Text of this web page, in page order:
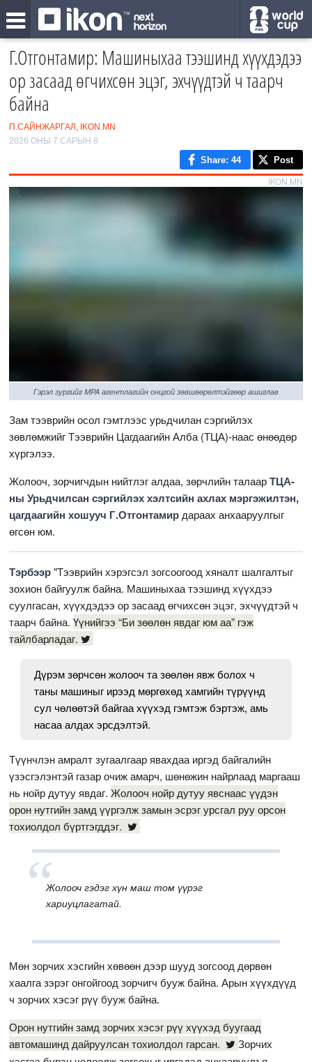
Г.Отгонтамир: Машиныхаа тээшинд хүүхдэдээ
ор засаад өгчихсөн эцэг, эхчүүдтэй ч таарч
байна
П.САЙНЖАРГАЛ, IKON.MN
2026 ОНЫ 7 САРЫН 8
Share: 44 Post
IKON.MN
Гэрэл зургийг MPA агентлагийн онцгой зөвшөөрөлтэйгөөр ашиглав
Зам тээврийн осол гэмтлээс урьдчилан сэргийлэх
зөвлөмжийг Тээврийн Цагдаагийн Алба (ТЦА)-наас өнөөдөр
хүргэлээ.
Жолооч, зорчигчдын нийтлэг алдаа, зөрчлийн талаарТЦА-
ны Урьдчилсан сэргийлэх хэлтсийн ахлах мэргэжилтэн,
цагдаагийн хошууч Г.Отгонтамирдараах анхааруулгыг
өгсөн юм.
Тэрбээр"Тээврийн хэрэгсэл зогсоогоод хяналт шалгалтыг
зохион байгуулж байна. Машиныхаа тээшинд хүүхдээ
суулгасан, хүүхдэдээ ор засаад өгчихсөн эцэг, эхчүүдтэй ч
таарч байна.Үүнийгээ “Би зөөлөн явдаг юм аа” гэж
тайлбарладаг.
Дүрэм зөрчсөн жолооч та зөөлөн явж болох ч
таны машиныг ирээд мөргөхөд хамгийн түрүүнд
сул чөлөөтэй байгаа хүүхэд гэмтэж бэртэж, амь
насаа алдах эрсдэлтэй.
Түүнчлэн амралт зугаалгаар явахдаа иргэд байгалийн
үзэсгэлэнтэй газар очиж амарч, шөнөжин найрлаад маргааш
нь нойр дутуу явдаг.Жолооч нойр дутуу явснаас үүдэн
орон нутгийн замд үүргэлж замын эсрэг урсгал руу орсон
тохиолдол бүртгэгддэг.
Жолооч гэдэг хүн маш том үүрэг
хариуцлагатай.
Мөн зорчих хэсгийн хөвөөн дээр шууд зогсоод дөрвөн
хаалга зэрэг онгойгоод зорчигч бууж байна. Арын хүүхдүүд
ч зорчих хэсэг рүү бууж байна.
Орон нутгийн замд зорчих хэсэг рүү хүүхэд буугаад
автомашинд дайруулсан тохиолдол гарсан.
Зорчих